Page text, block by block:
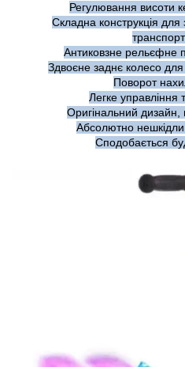
Регулювання висоти
Складна конструкція для
Антиковзне рельєфне
Здвоєне заднє колесо для
Поворот
Легке управління
Оригінальний
Абсолютно
Сподобається